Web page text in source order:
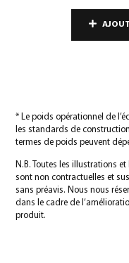
* Le poids opérationnel de
les standards de
termes de poids peuvent
N.B. Toutes les illustrations
sont non contractuelles et
sans préavis. Nous nous
dans le cadre de
produit.